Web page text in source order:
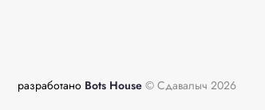
разработано Bots House © Сдавалыч 2026